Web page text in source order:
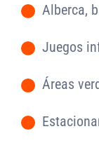
- Alberca,
- Juegos
- Áreas
-